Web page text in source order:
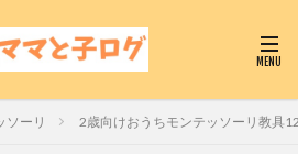
ソーリ 2歳向けおうちモンテッソーリ教具